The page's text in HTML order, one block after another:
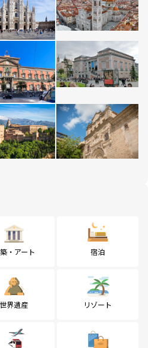
・アート 宿泊
世界遺産 リゾート